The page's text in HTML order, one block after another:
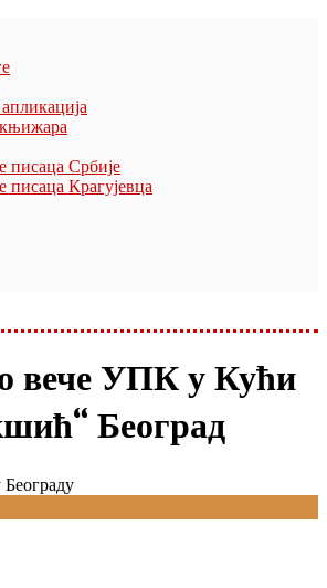
писаца Србије
писаца Крагујевца
Београд